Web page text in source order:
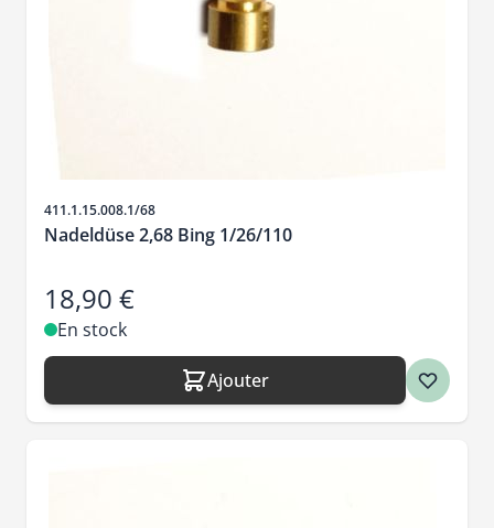
SKU
411.1.15.008.1/68
Nadeldüse 2,68 Bing 1/26/110
18,90 €
En stock
Ajouter